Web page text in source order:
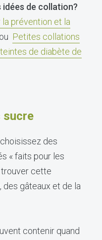
idées de collation?
prévention et la
ou Petites collations
de diabète de
sucre
des
« faits pour les
trouver cette
gâteaux et de la
contenir quand